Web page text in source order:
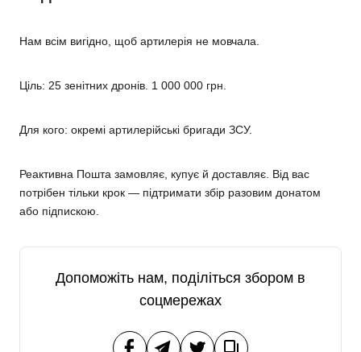
Нам всім вигідно, щоб артилерія не мовчала.
Ціль: 25 зенітних дронів. 1 000 000 грн
Для кого: окремі артилерійські бригади ЗСУ.
Реактивна Пошта замовляє, купує й доставляє. Від вас
потрібен тільки крок — підтримати збір разовим донатом
або підпискою.
Допоможіть нам, поділіться збором в
соцмережах